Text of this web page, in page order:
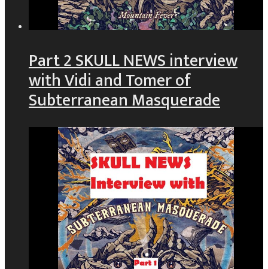
Part 2 SKULL NEWS interview
with Vidi and Tomer of
Subterranean Masquerade